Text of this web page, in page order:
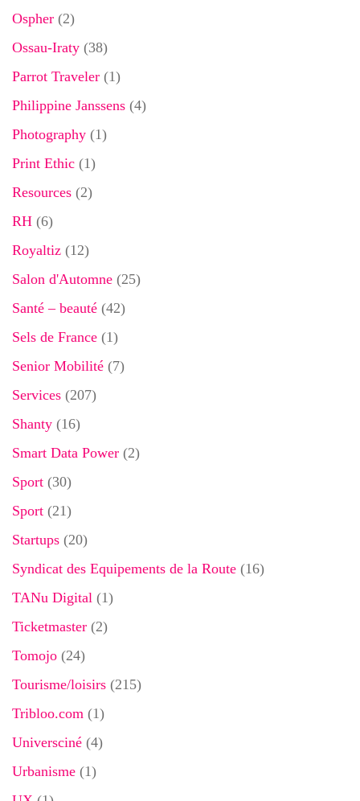
Ospher (2)
Ossau-Iraty (38)
Parrot Traveler (1)
Philippine Janssens (4)
Photography (1)
Print Ethic (1)
Resources (2)
RH (6)
Royaltiz (12)
Salon d'Automne (25)
Santé – beauté (42)
Sels de France (1)
Senior Mobilité (7)
Services (207)
Shanty (16)
Smart Data Power (2)
Sport (30)
Sport (21)
Startups (20)
Syndicat des Equipements de la Route (16)
TANu Digital (1)
Ticketmaster (2)
Tomojo (24)
Tourisme/loisirs (215)
Tribloo.com (1)
Universciné (4)
Urbanisme (1)